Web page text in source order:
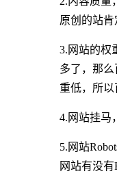
原创的站肯
3.网站的权
多了，那
重低，所
4.网站挂马
5.网站
网站有没